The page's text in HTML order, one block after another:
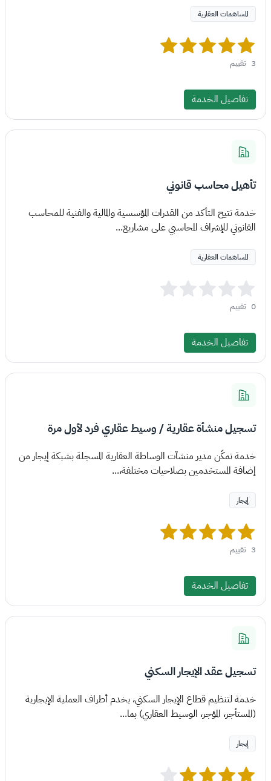
المساهمات العقارية
3 تقييم
تفاصيل الخدمة
تأهيل محاسب قانوني
خدمة تتيح التأكد من القدرات المؤسسية والمالية والفنية للمحاسب
القانوني للإشراف المحاسبي على مشاريع...
المساهمات العقارية
0 تقييم
تفاصيل الخدمة
تسجيل منشأة عقارية / وسيط عقاري فرد لأول مرة
خدمة تمكّن مدير منشآت الوساطة العقارية المسجلة بشبكة إيجار من
إضافة المستخدمين بصلاحيات مختلفة،...
إيجار
3 تقييم
تفاصيل الخدمة
تسجيل عقد الإيجار السكني
خدمة لتنظيم قطاع الإيجار السكني، يخدم أطراف العملية الإيجارية
(المستأجر، المؤجر، الوسيط العقاري) بما...
إيجار